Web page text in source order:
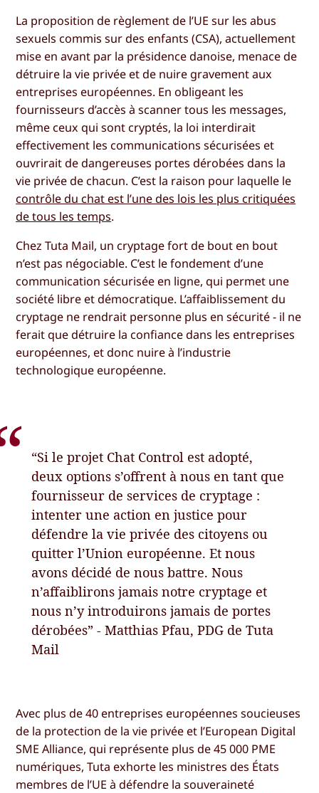
La proposition de règlement de l’UE sur les abus
sexuels commis sur des enfants (CSA), actuellement
mise en avant par la présidence danoise, menace de
détruire la vie privée et de nuire gravement aux
entreprises européennes. En obligeant les
fournisseurs d’accès à scanner tous les messages,
même ceux qui sont cryptés, la loi interdirait
effectivement les communications sécurisées et
ouvrirait de dangereuses portes dérobées dans la
vie privée de chacun. C’est la raison pour laquelle le
contrôle du chat est l’une des lois les plus critiquées
de tous les temps.
Chez Tuta Mail, un cryptage fort de bout en bout
n’est pas négociable. C’est le fondement d’une
communication sécurisée en ligne, qui permet une
société libre et démocratique. L’affaiblissement du
cryptage ne rendrait personne plus en sécurité - il ne
ferait que détruire la confiance dans les entreprises
européennes, et donc nuire à l’industrie
technologique européenne.
“Si le projet Chat Control est adopté,
deux options s’offrent à nous en tant que
fournisseur de services de cryptage :
intenter une action en justice pour
défendre la vie privée des citoyens ou
quitter l’Union européenne. Et nous
avons décidé de nous battre. Nous
n’affaiblirons jamais notre cryptage et
nous n’y introduirons jamais de portes
dérobées” - Matthias Pfau, PDG de Tuta
Mail
Avec plus de 40 entreprises européennes soucieuses
de la protection de la vie privée et l’European Digital
SME Alliance, qui représente plus de 45 000 PME
numériques, Tuta exhorte les ministres des États
membres de l’UE à défendre la souveraineté